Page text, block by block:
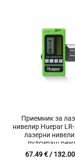
Приемник за
нивелир Huepar
лазерни
пулсиращ
Видимост на
67.49€/